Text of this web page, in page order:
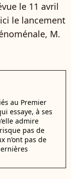
le 11 avril
le lancement
M.
au Premier
essaye, à ses
admire
pas de
n’ont pas de